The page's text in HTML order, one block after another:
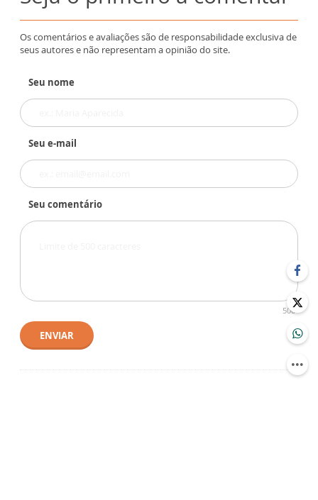
Os comentários e avaliações são de responsabilidade exclusiva de
seus autores e não representam a opinião do site.
Seu nome
Seu e-mail
Seu comentário
500
ENVIAR